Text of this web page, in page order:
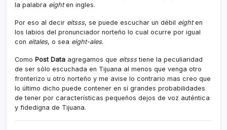
la palabra eighten ingles.
Por eso al decir eitsss, se puede escuchar un débil eighten
los labios del pronunciador norteño lo cual ocurre por igual
con eitales, o sea eight-ales.
Como Post Data agregamos que eitssstiene la peculiaridad
de ser sólo escuchada en Tijuana al menos que venga otro
fronterizo u otro norteño y me avise lo contrario mas creo que
lo último dicho puede contener en sí­ grandes probabilidades
de tener por caracterí­sticas pequeños dejos de voz auténtica
y fidedigna de Tijuana.